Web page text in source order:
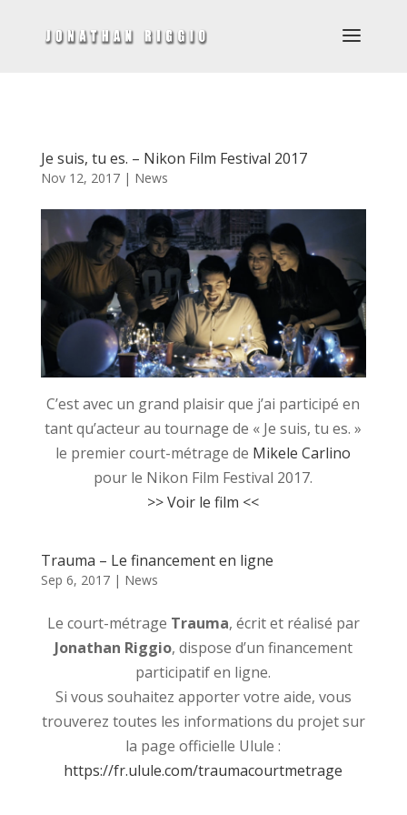
Je suis, tu es. – Nikon Film Festival 2017
Nov 12, 2017| News
C’est avec un grand plaisir que j’ai participé en
tant qu’acteur au tournage de « Je suis, tu es. »
le premier court-métrage de Mikele Carlino
pour le Nikon Film Festival 2017.
>> Voir le film <<
Trauma – Le financement en ligne
Sep 6, 2017| News
Le court-métrage Trauma, écrit et réalisé par
Jonathan Riggio, dispose d’un financement
participatif en ligne.
Si vous souhaitez apporter votre aide, vous
trouverez toutes les informations du projet sur
la page officielle Ulule :
https://fr.ulule.com/traumacourtmetrage